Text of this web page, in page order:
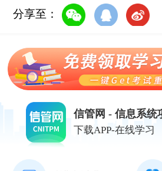
分享至：
信管网 - 信息系统
下载APP-在线学习